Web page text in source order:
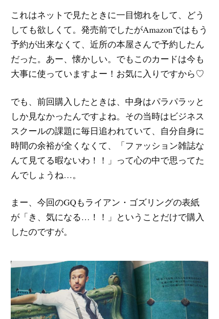
これはネットで見たときに一目惚れをして、どう
しても欲しくて。発売前でしたがAmazonではもう
予約が出来なくて、近所の本屋さんで予約したん
だった。あー、懐かしい。でもこのカードは今も
大事に使っていますよー！お気に入りですから♡
でも、前回購入したときは、中身はパラパラッと
しか見なかったんですよね。その当時はビジネス
スクールの課題に毎日追われていて、自分自身に
時間の余裕が全くなくて、「ファッション雑誌な
んて見てる暇ないわ！！」って心の中で思ってた
んでしょうね…。
まー、今回のGQもライアン・ゴズリングの表紙
が「き、気になる…！！」ということだけで購入
したのですが。